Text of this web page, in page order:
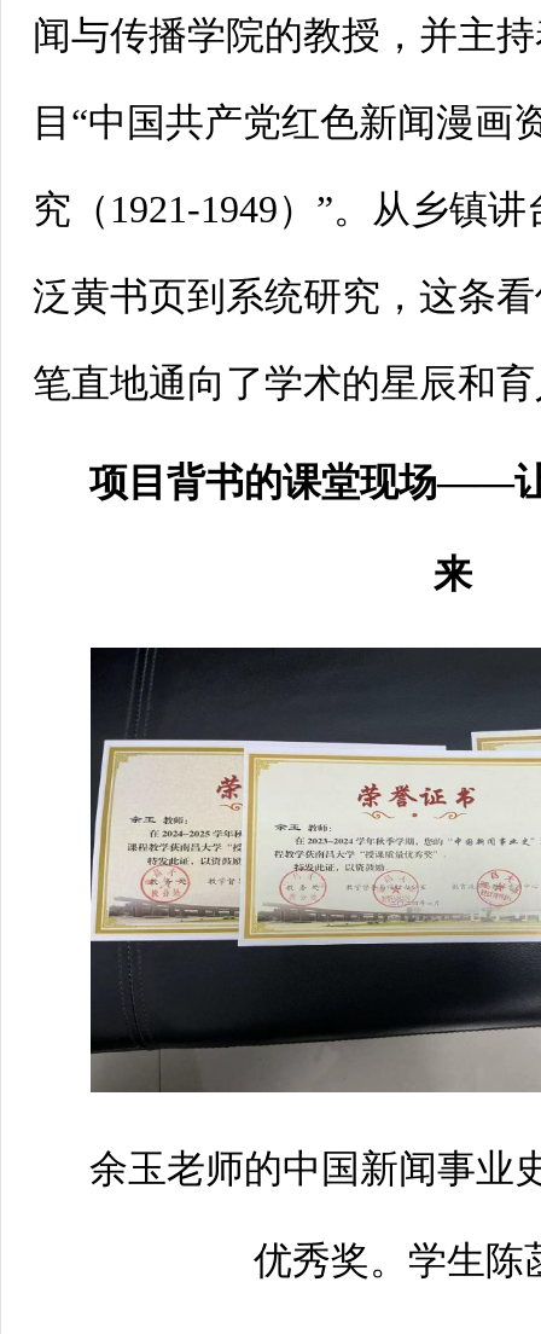
闻与传播学院的教授，并主
目“中国共产党红色新闻漫画
究（1921-1949）”。从乡镇
泛黄书页到系统研究，这条
笔直地通向了学术的星辰和
项目背书的课堂现场——
来
余玉老师的中国新闻事业
优秀奖。学生陈